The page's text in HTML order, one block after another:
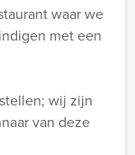
waar we
met een
wij zijn
van deze